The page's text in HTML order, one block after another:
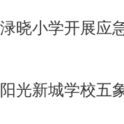
晓小学开展应
光新城学校五